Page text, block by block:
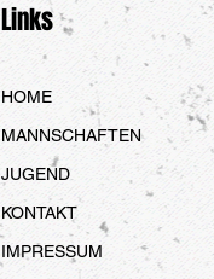
Links
HOME
MANNSCHAFTEN
JUGEND
KONTAKT
IMPRESSUM